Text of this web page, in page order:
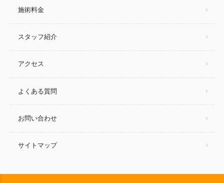
施術料金
スタッフ紹介
アクセス
よくある質問
お問い合わせ
サイトマップ